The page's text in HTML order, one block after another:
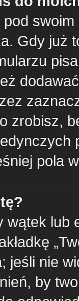
Gdy już
zrobisz,
pola
wątek lub
jeśli nie
by